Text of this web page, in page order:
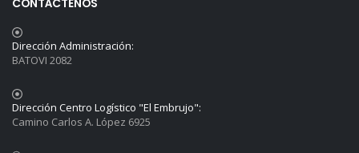
CONTÁCTENOS
Dirección Administración:
BATOVI 2082
Dirección Centro Logístico "El Embrujo":
Camino Carlos A. López 6925